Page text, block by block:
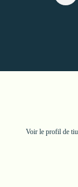
Voir le profil de